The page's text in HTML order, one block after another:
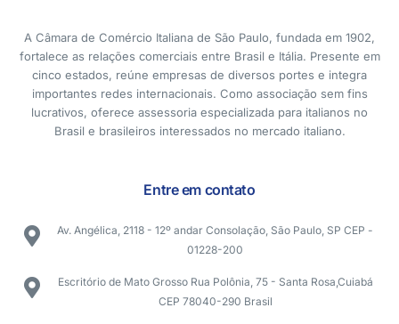
A Câmara de Comércio Italiana de São Paulo, fundada em 1902,
fortalece as relações comerciais entre Brasil e Itália. Presente em
cinco estados, reúne empresas de diversos portes e integra
importantes redes internacionais. Como associação sem fins
lucrativos, oferece assessoria especializada para italianos no
Brasil e brasileiros interessados no mercado italiano.
Entre em contato
Av. Angélica, 2118 - 12º andar Consolação, São Paulo, SP CEP -
01228-200
Escritório de Mato Grosso Rua Polônia, 75 - Santa Rosa,Cuiabá
CEP 78040-290 Brasil